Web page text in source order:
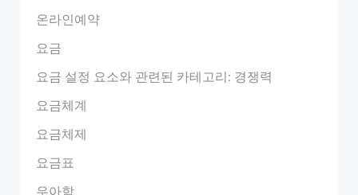
온라인예약
요금
요금 설정 요소와 관련된 카테고리: 경쟁력
요금체계
요금체제
요금표
우아함